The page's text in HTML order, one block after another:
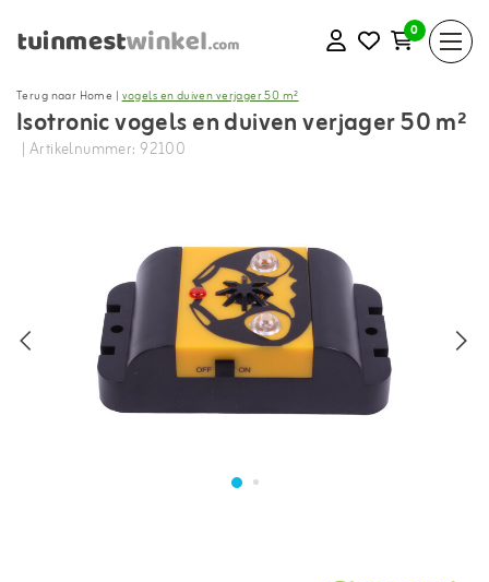
0
Terug naar Home |vogels en duiven verjager 50 m²
Isotronic vogels en duiven verjager 50 m²
| Artikelnummer: 92100